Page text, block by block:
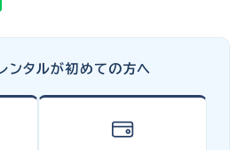
ンタルが初めての方へ